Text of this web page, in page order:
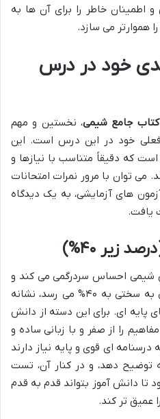
خاطر را برای آن ها به
هموارتر می سازد.
خود در درس
کتاب جامع شیمی، نخستین و مهم
فعلی خود در این درس است. این
که دقیقاً متناسب با نیازها و
توان با مرور نمرات امتحانات
های آزمایشی، به یک دیدگاه
یافت.
۴۰%)
احساس سردرگمی می کند و
درصد او در آزمون های آزمایشی به سختی به ۴۰% می رسد، نشانه
ای. برای این دسته از دانش
را از صفر و با زبانی ساده و
درسنامه ای قوی و پایه نیاز دارند
توضیح دهد، و در کنار آن، تست
تا دانش آموز بتواند قدم به قدم
عمیق تر کند.